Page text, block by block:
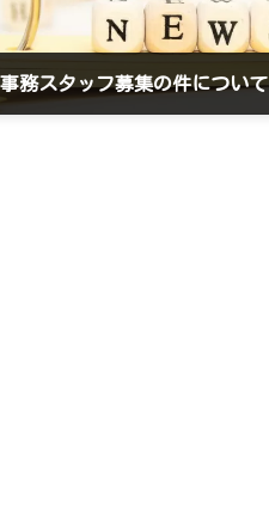
事務スタッフ募集の件について